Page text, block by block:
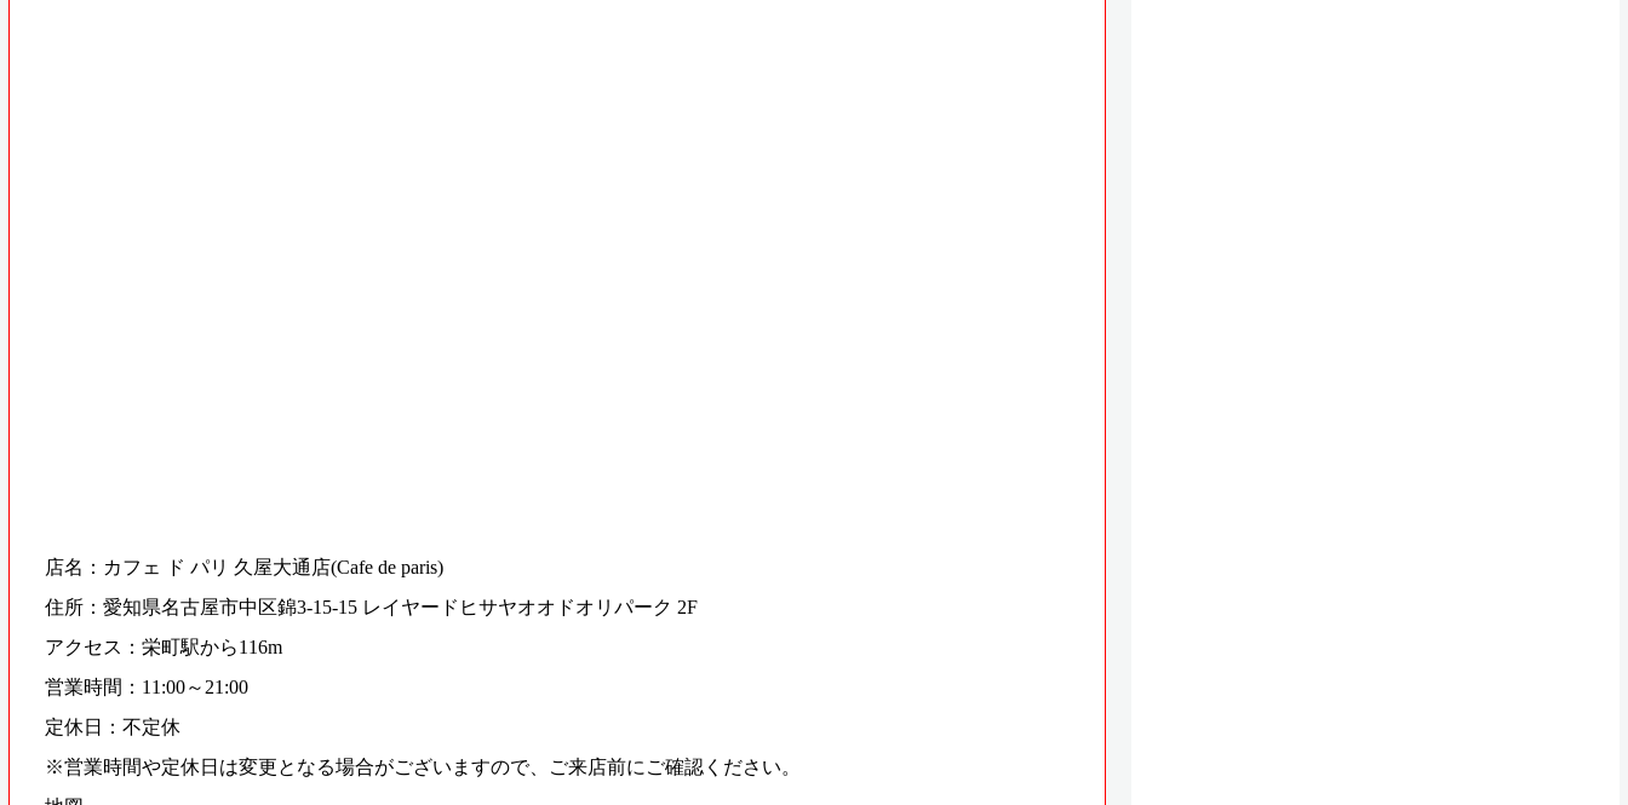
店名：カフェ ド パリ 久屋大通店(Cafe de paris)
住所：愛知県名古屋市中区錦3-15-15 レイヤードヒサヤオオドオリパーク 2F
アクセス：栄町駅から116m
営業時間：11:00～21:00
定休日：不定休
※営業時間や定休日は変更となる場合がございますので、ご来店前にご確認ください。